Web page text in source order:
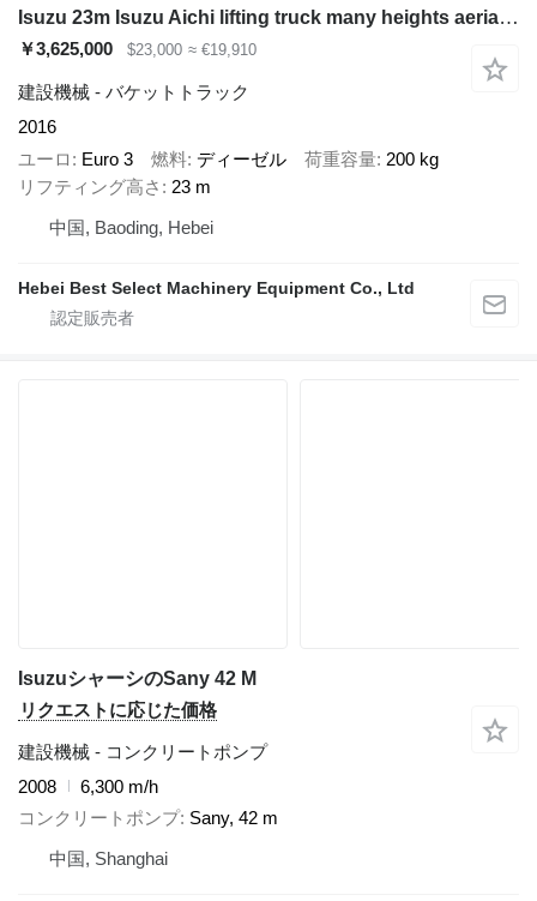
Isuzu 23m Isuzu Aichi lifting truck many heights aerial platform truck
￥3,625,000 $23,000 ≈ €19,910
建設機械 - バケットトラック
2016
ユーロ
Euro 3 燃料 ディーゼル 荷重容量 200 kg
リフティング高さ
23 m
中国, Baoding, Hebei
Hebei Best Select Machinery Equipment Co., Ltd
IsuzuシャーシのSany 42 M
リクエストに応じた価格
建設機械 - コンクリートポンプ
2008
6,300 m/h
コンクリートポンプ Sany, 42 m
中国, Shanghai